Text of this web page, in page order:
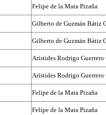
Felipe de la Mata Pizaña
Gilberto de Guzmán Bátiz
Gilberto de Guzmán Bátiz
Arístides Rodrigo Guerrero
Arístides Rodrigo Guerrero
Felipe de la Mata Pizaña
Felipe de la Mata Pizaña